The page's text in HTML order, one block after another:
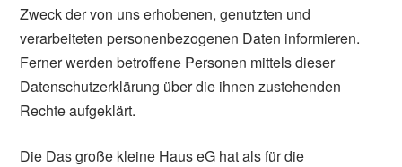
Zweck der von uns erhobenen, genutzten und
verarbeiteten personenbezogenen Daten informieren.
Ferner werden betroffene Personen mittels dieser
Datenschutzerklärung über die ihnen zustehenden
Rechte aufgeklärt.
Die Das große kleine Haus eG hat als für die